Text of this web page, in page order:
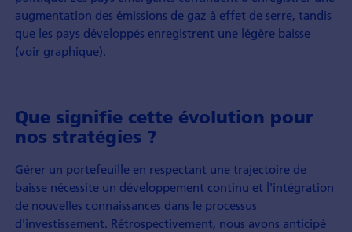
augmentation des émissions de gaz à effet de serre, tandis
que les pays développés enregistrent une légère baisse
(voir graphique).
Que signifie cette évolution pour
nos stratégies ?
Gérer un portefeuille en respectant une trajectoire de
baisse nécessite un développement continu et l'intégration
de nouvelles connaissances dans le processus
d'investissement. Rétrospectivement, nous avons anticipé